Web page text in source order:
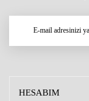
HESABIM